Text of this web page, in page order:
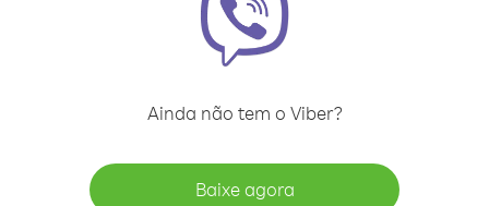
Ainda não tem o Viber?
Baixe agora